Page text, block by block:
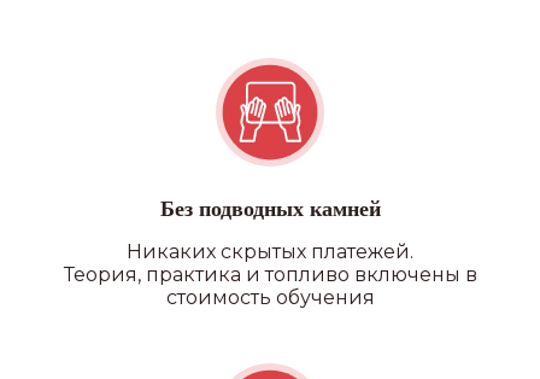
Без подводных камней
Никаких скрытых платежей.
Теория, практика и топливо включены в
стоимость обучения